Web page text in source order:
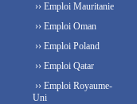
›› Emploi Mauritanie
›› Emploi Oman
›› Emploi Poland
›› Emploi Qatar
›› Emploi Royaume-
Uni